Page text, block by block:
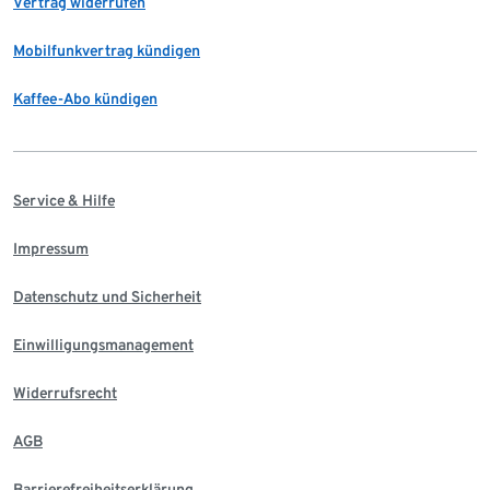
Mobilfunkvertrag kündigen
Kaffee-Abo kündigen
Service & Hilfe
Impressum
Datenschutz und Sicherheit
Einwilligungsmanagement
Widerrufsrecht
AGB